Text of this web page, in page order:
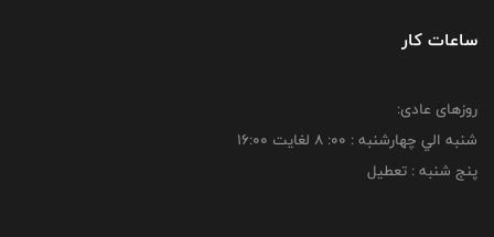
ساعات کار
روزهای عادی:
شنبه الي چهارشنبه : 00: 8 لغايت 16:00
پنج شنبه : تعطیل